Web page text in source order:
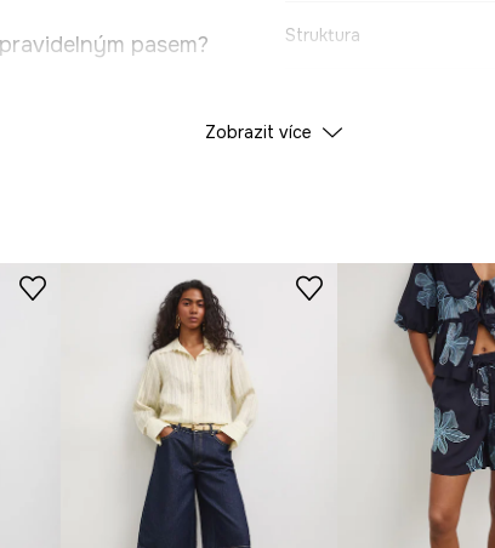
pasem?
bez tlaku.
ideální pro
a zajišťuje
a také stabilizuje
Struktura
ÚDAJE O VÝROBKU
ID produktu
Zobrazit více